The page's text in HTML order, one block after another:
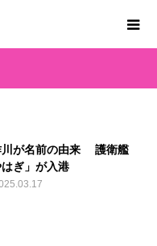
川が名前の由来 護衛艦
はぎ」が入港